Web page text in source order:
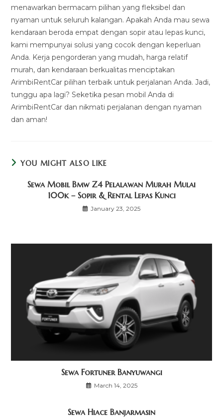
menawarkan bermacam pilihan yang fleksibel dan
nyaman untuk seluruh kalangan. Apakah Anda mau sewa
kendaraan beroda empat dengan sopir atau lepas kunci,
kami mempunyai solusi yang cocok dengan keperluan
Anda. Kerja pengorderan yang mudah, harga relatif
murah, dan kendaraan berkualitas menciptakan
ArimbiRentCar pilihan terbaik untuk perjalanan Anda. Jadi,
tunggu apa lagi? Seketika pesan mobil Anda di
ArimbiRentCar dan nikmati perjalanan dengan nyaman
dan aman!
YOU MIGHT ALSO LIKE
Sewa Mobil Bmw Z4 Pelalawan Murah Mulai
100k – Sopir & Rental Lepas Kunci
January 23, 2025
Sewa Fortuner Banyuwangi
March 14, 2025
Sewa Hiace Banjarmasin